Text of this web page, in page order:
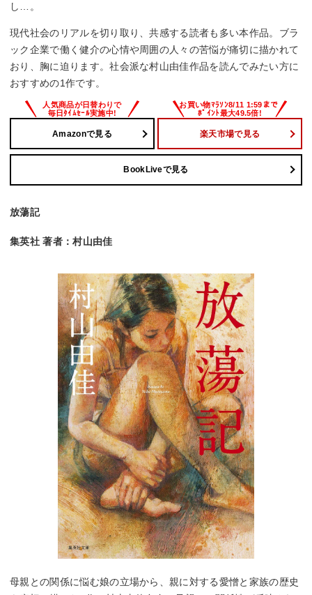
し…。
現代社会のリアルを切り取り、共感する読者も多い本作品。ブラ
ック企業で働く健介の心情や周囲の人々の苦悩が痛切に描かれて
おり、胸に迫ります。社会派な村山由佳作品を読んでみたい方に
おすすめの1作です。
Amazonで見る 楽天市場で見る
BookLiveで見る
放蕩記
集英社 著者：村山由佳
母親との関係に悩む娘の立場から、親に対する愛憎と家族の歴史